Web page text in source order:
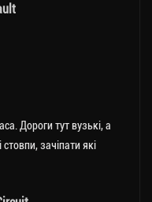
Дороги тут вузькі, а
зачіпати які